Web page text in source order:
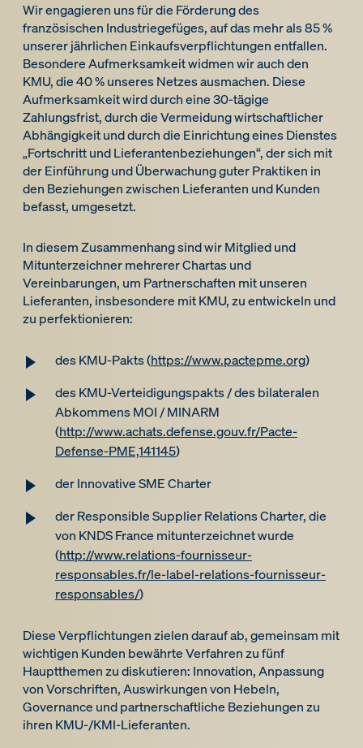
Wir engagieren uns für die Förderung des
französischen Industriegefüges, auf das mehr als 85 %
unserer jährlichen Einkaufsverpflichtungen entfallen.
Besondere Aufmerksamkeit widmen wir auch den
KMU, die 40 % unseres Netzes ausmachen. Diese
Aufmerksamkeit wird durch eine 30-tägige
Zahlungsfrist, durch die Vermeidung wirtschaftlicher
Abhängigkeit und durch die Einrichtung eines Dienstes
„Fortschritt und Lieferantenbeziehungen“, der sich mit
der Einführung und Überwachung guter Praktiken in
den Beziehungen zwischen Lieferanten und Kunden
befasst, umgesetzt.
In diesem Zusammenhang sind wir Mitglied und
Mitunterzeichner mehrerer Chartas und
Vereinbarungen, um Partnerschaften mit unseren
Lieferanten, insbesondere mit KMU, zu entwickeln und
zu perfektionieren:
des KMU-Pakts (https://www.pactepme.org)
des KMU-Verteidigungspakts / des bilateralen
Abkommens MOI / MINARM
(http://www.achats.defense.gouv.fr/Pacte-
Defense-PME,141145)
der Innovative SME Charter
der Responsible Supplier Relations Charter, die
von KNDS France mitunterzeichnet wurde
(http://www.relations-fournisseur-
responsables.fr/le-label-relations-fournisseur-
responsables/)
Diese Verpflichtungen zielen darauf ab, gemeinsam mit
wichtigen Kunden bewährte Verfahren zu fünf
Hauptthemen zu diskutieren: Innovation, Anpassung
von Vorschriften, Auswirkungen von Hebeln,
Governance und partnerschaftliche Beziehungen zu
ihren KMU-/KMI-Lieferanten.